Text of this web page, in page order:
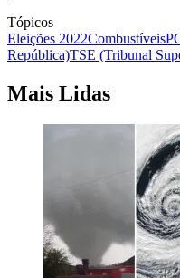
Tópicos
Eleições 2022Combustíveis
República)TSE (Tribunal
Mais Lidas